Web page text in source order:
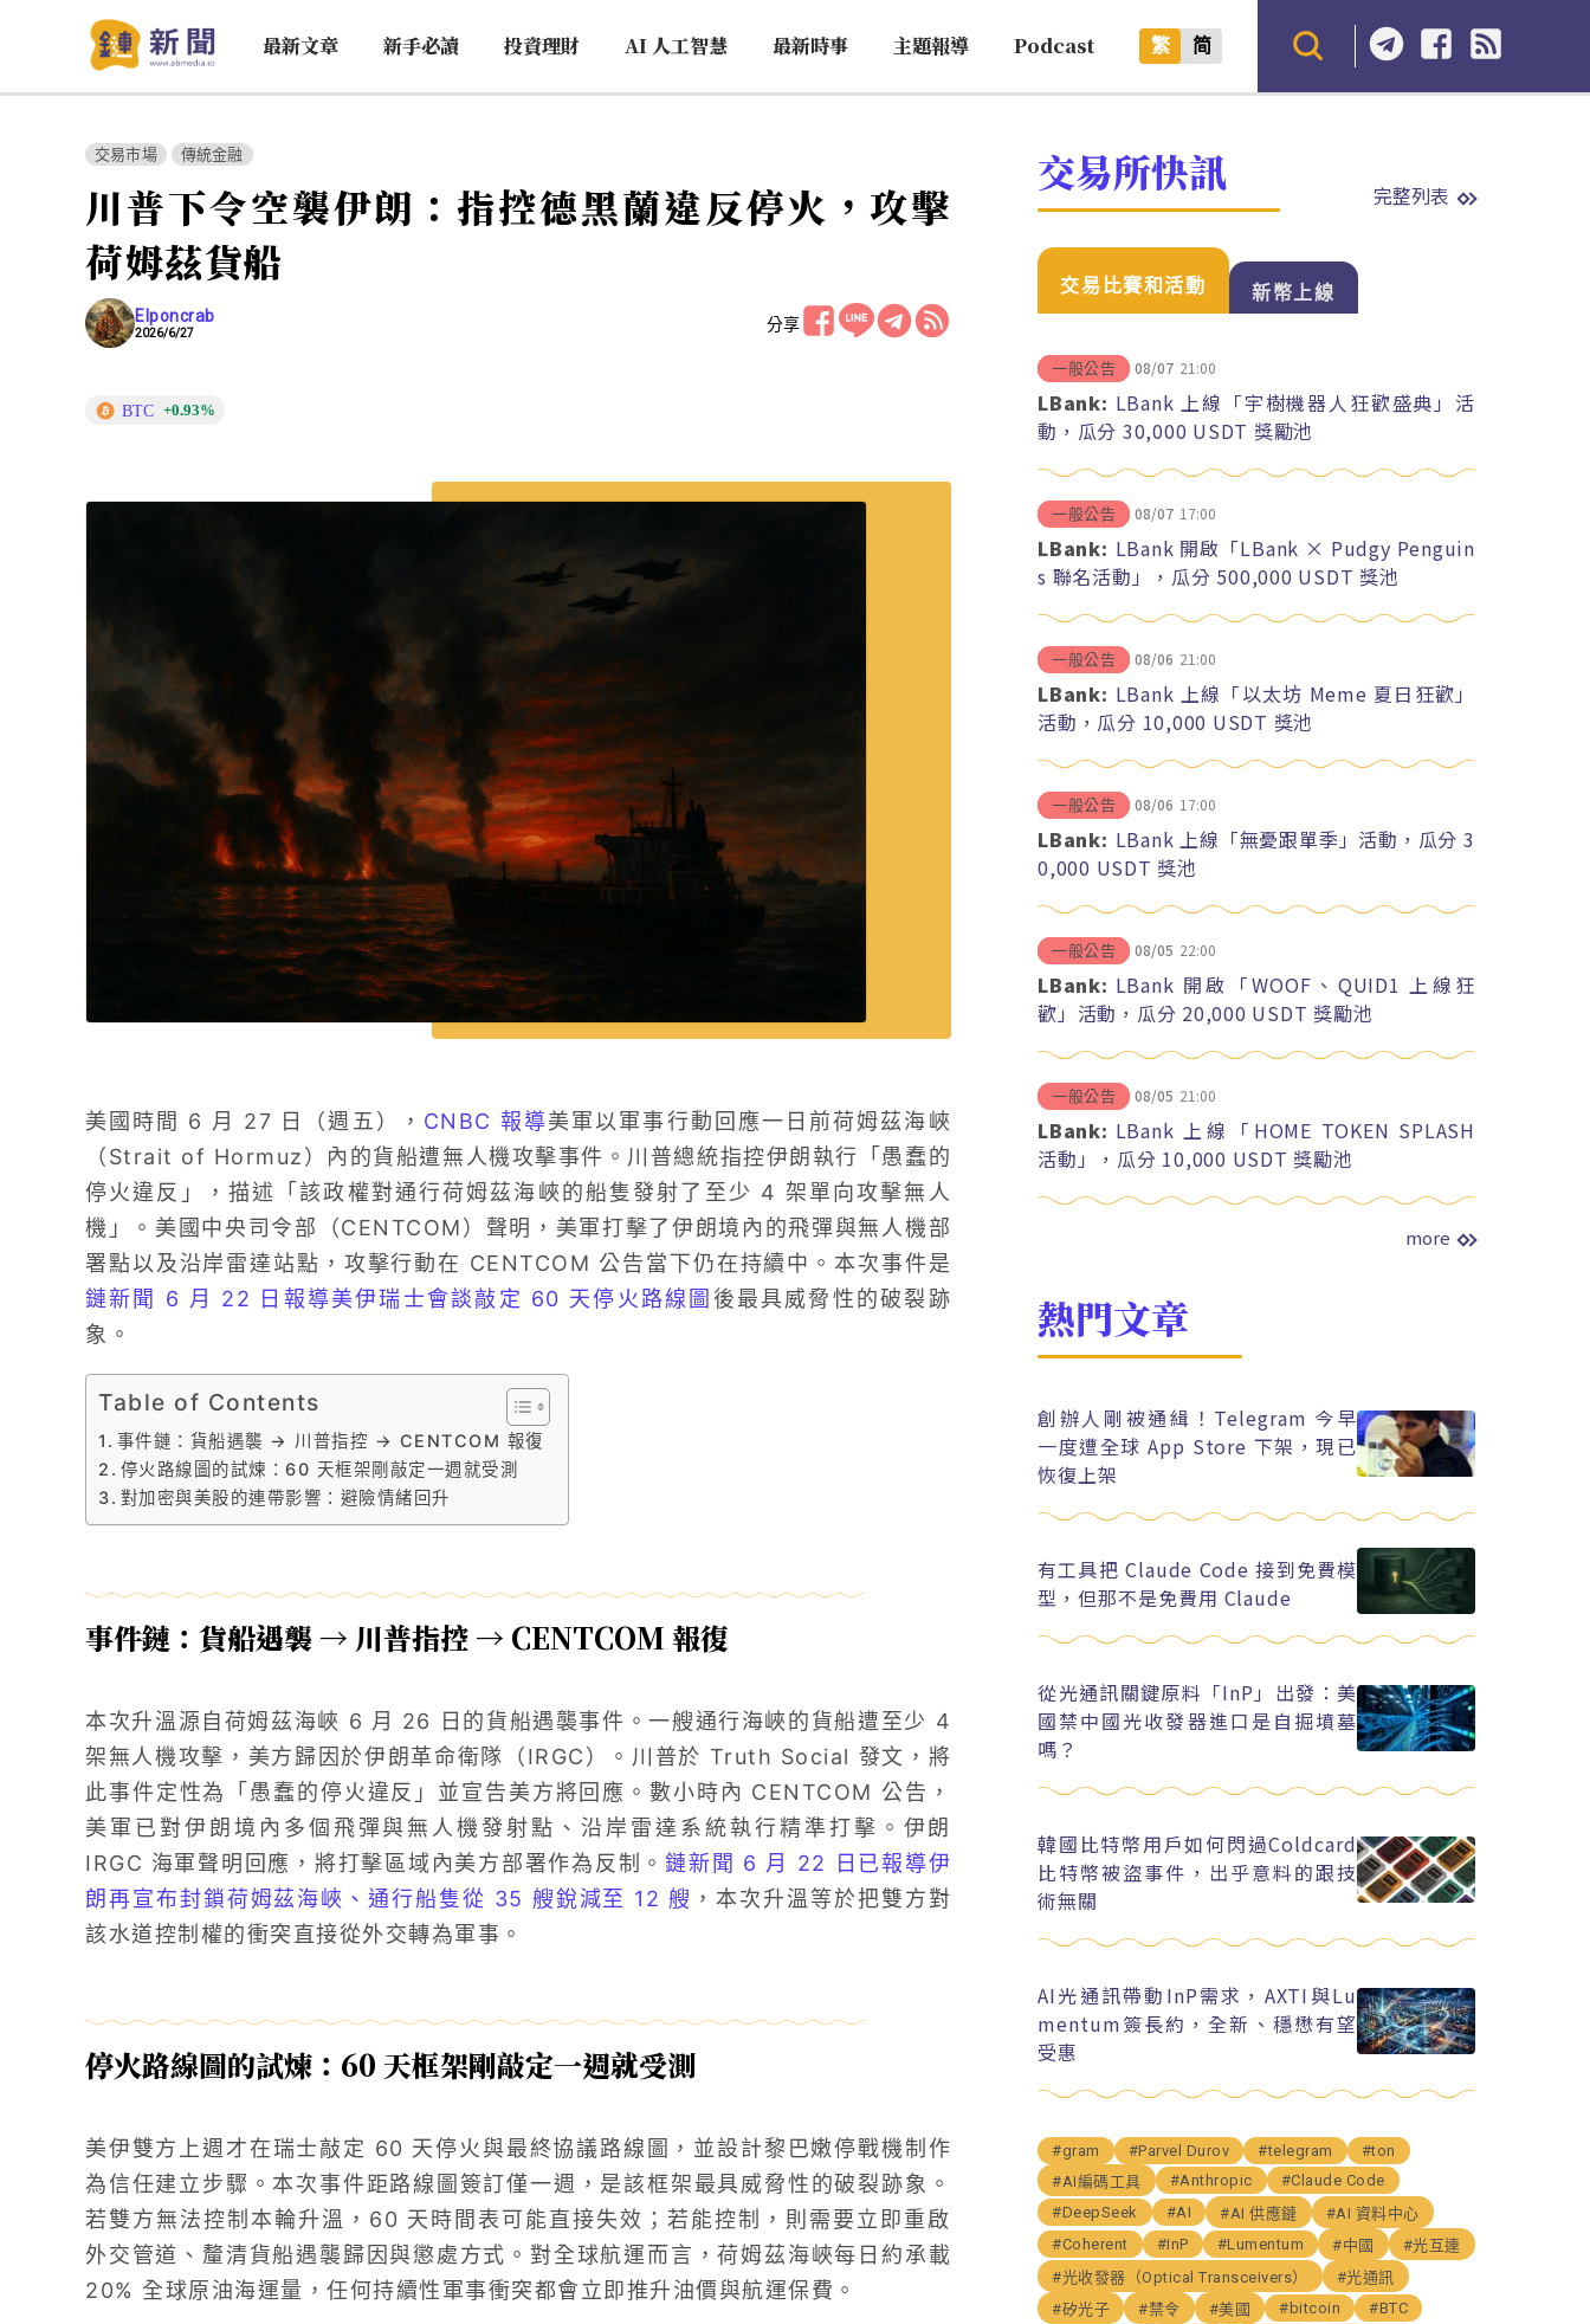
最新文章 新手必讀 投資理財 AI 人工智慧 最新時事 主題報導 Podcast 繁 简
交易市場 傳統金融
川普下令空襲伊朗：指控德黑蘭違反停火，攻擊
荷姆茲貨船
Elponcrab
2026/6/27 分享
BTC +0.93%
美國時間 6 月 27 日（週五）， CNBC 報導美軍以軍事行動回應一日前荷姆茲海峽
（Strait of Hormuz）內的貨船遭無人機攻擊事件。川普總統指控伊朗執行「愚蠢的
停火違反」，描述「該政權對通行荷姆茲海峽的船隻發射了至少 4 架單向攻擊無人
機」。美國中央司令部（CENTCOM）聲明，美軍打擊了伊朗境內的飛彈與無人機部
署點以及沿岸雷達站點，攻擊行動在 CENTCOM 公告當下仍在持續中。本次事件是
鏈新聞 6 月 22 日報導美伊瑞士會談敲定 60 天停火路線圖 後最具威脅性的破裂跡
象。
Table of Contents
事件鏈：貨船遇襲 → 川普指控 → CENTCOM 報復
停火路線圖的試煉：60 天框架剛敲定一週就受測
對加密與美股的連帶影響：避險情緒回升
事件鏈：貨船遇襲 → 川普指控 → CENTCOM 報復
本次升溫源自荷姆茲海峽 6 月 26 日的貨船遇襲事件。一艘通行海峽的貨船遭至少 4
架無人機攻擊，美方歸因於伊朗革命衛隊（IRGC）。川普於 Truth Social 發文，將
此事件定性為「愚蠢的停火違反」並宣告美方將回應。數小時內 CENTCOM 公告，
美軍已對伊朗境內多個飛彈與無人機發射點、沿岸雷達系統執行精準打擊。伊朗
IRGC 海軍聲明回應，將打擊區域內美方部署作為反制。鏈新聞 6 月 22 日已報導伊
朗再宣布封鎖荷姆茲海峽、通行船隻從 35 艘銳減至 12 艘 ，本次升溫等於把雙方對
該水道控制權的衝突直接從外交轉為軍事。
停火路線圖的試煉：60 天框架剛敲定一週就受測
美伊雙方上週才在瑞士敲定 60 天停火與最終協議路線圖，並設計黎巴嫩停戰機制作
為信任建立步驟。本次事件距路線圖簽訂僅一週，是該框架最具威脅性的破裂跡象。
若雙方無法控制本輪升溫，60 天時間表可能直接失效；若能控制，則需要立即重啟
外交管道、釐清貨船遇襲歸因與懲處方式。對全球航運而言，荷姆茲海峽每日約承載
20% 全球原油海運量，任何持續性軍事衝突都會立即推升油價與航運保費。
交易所快訊 完整列表
交易比賽和活動 新幣上線
一般公告 08/07 21:00
LBank: LBank 上線「宇樹機器人狂歡盛典」活
動，瓜分 30,000 USDT 獎勵池
一般公告 08/07 17:00
LBank: LBank 開啟「LBank × Pudgy Penguin
s 聯名活動」，瓜分 500,000 USDT 獎池
一般公告 08/06 21:00
LBank: LBank 上線「以太坊 Meme 夏日狂歡」
活動，瓜分 10,000 USDT 獎池
一般公告 08/06 17:00
LBank: LBank 上線「無憂跟單季」活動，瓜分 3
0,000 USDT 獎池
一般公告 08/05 22:00
LBank: LBank 開啟「WOOF、QUID1 上線狂
歡」活動，瓜分 20,000 USDT 獎勵池
一般公告 08/05 21:00
LBank: LBank 上線「HOME TOKEN SPLASH
活動」，瓜分 10,000 USDT 獎勵池
more
熱門文章
創辦人剛被通緝！Telegram 今早
一度遭全球 App Store 下架，現已
恢復上架
有工具把 Claude Code 接到免費模
型，但那不是免費用 Claude
從光通訊關鍵原料「InP」出發：美
國禁中國光收發器進口是自掘墳墓
嗎？
韓國比特幣用戶如何閃過Coldcard
比特幣被盜事件，出乎意料的跟技
術無關
AI光通訊帶動InP需求，AXTI與Lu
mentum簽長約，全新、穩懋有望
受惠
#gram #Parvel Durov #telegram
#ton
#AI編碼工具
#Anthropic
#Claude Code
#DeepSeek
#AI #AI 供應鏈
#AI 資料中心
#Coherent
#InP #Lumentum #中國
#光互連
#光收發器（Optical Transceivers）
#光通訊
#矽光子
#禁令 #美國 #bitcoin
#BTC